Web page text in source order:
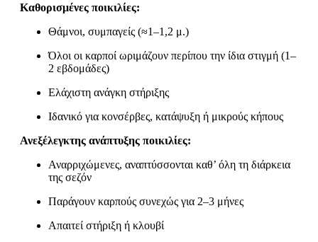
Καθορισμένες ποικιλίες:
Θάμνοι, συμπαγείς (≈1–1,2 μ.)
Όλοι οι καρποί ωριμάζουν περίπου την ίδια στιγμή (1–
2 εβδομάδες)
Ελάχιστη ανάγκη στήριξης
Ιδανικό για κονσέρβες, κατάψυξη ή μικρούς κήπους
Ανεξέλεγκτης ανάπτυξης ποικιλίες:
Αναρριχώμενες, αναπτύσσονται καθ’ όλη τη διάρκεια
της σεζόν
Παράγουν καρπούς συνεχώς για 2–3 μήνες
Απαιτεί στήριξη ή κλουβί